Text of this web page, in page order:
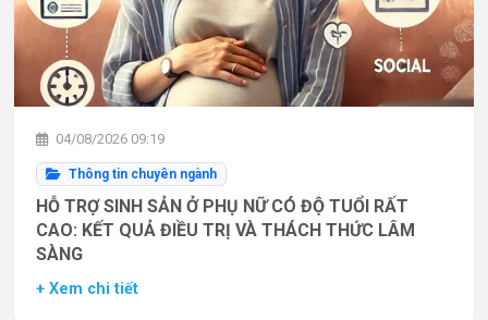
04/08/2026 09:19
Thông tin chuyên ngành
HỖ TRỢ SINH SẢN Ở PHỤ NỮ CÓ ĐỘ TUỔI RẤT
CAO: KẾT QUẢ ĐIỀU TRỊ VÀ THÁCH THỨC LÂM
SÀNG
+ Xem chi tiết